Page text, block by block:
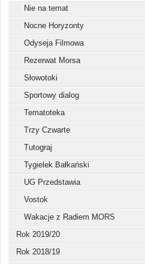
Nie na temat
Nocne Horyzonty
Odyseja Filmowa
Rezerwat Morsa
Słowotoki
Sportowy dialog
Tematoteka
Trzy Czwarte
Tutograj
Tygielek Bałkański
UG Przedstawia
Vostok
Wakacje z Radiem MORS
Rok 2019/20
Rok 2018/19